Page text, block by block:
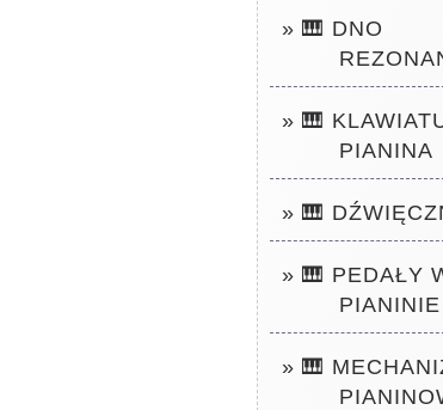
» 🎹 DNO
» 🎹
PIANINA
» 🎹
» 🎹 PEDAŁY
PIANINIE
» 🎹